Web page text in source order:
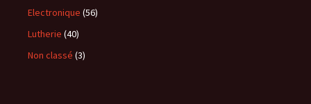
Electronique (56)
Lutherie (40)
Non classé (3)